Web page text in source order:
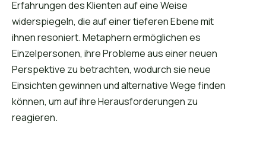
Erfahrungen des Klienten auf eine Weise
widerspiegeln, die auf einer tieferen Ebene mit
ihnen resoniert. Metaphern ermöglichen es
Einzelpersonen, ihre Probleme aus einer neuen
Perspektive zu betrachten, wodurch sie neue
Einsichten gewinnen und alternative Wege finden
können, um auf ihre Herausforderungen zu
reagieren.